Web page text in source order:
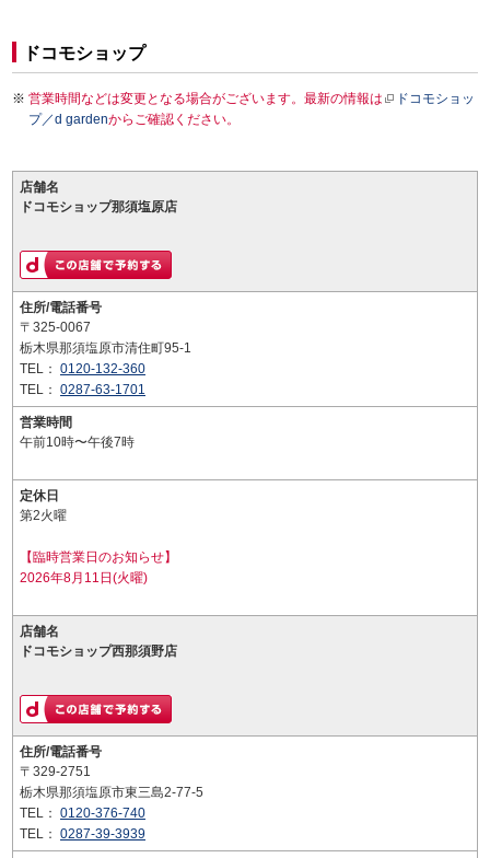
ドコモショップ
営業時間などは変更となる場合がございます。最新の情報は
ドコモショッ
プ／d gardenからご確認ください。
店舗名
ドコモショップ那須塩原店
住所/電話番号
〒325-0067
栃木県那須塩原市清住町95-1
TEL： 0120-132-360
TEL： 0287-63-1701
営業時間
午前10時〜午後7時
定休日
第2火曜
【臨時営業日のお知らせ】
2026年8月11日(火曜)
店舗名
ドコモショップ西那須野店
住所/電話番号
〒329-2751
栃木県那須塩原市東三島2-77-5
TEL： 0120-376-740
TEL： 0287-39-3939